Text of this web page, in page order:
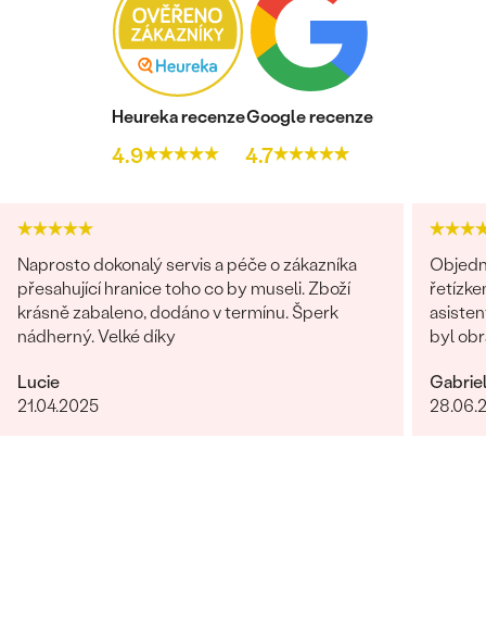
Postranní drahokamy
Moissanit
KARÁTOVÁ VÁHA:
0.005 ct
Round
BARVA:
PŮVOD:
Vytvořený v laboratoři
Heureka recenze
4.9
Google recenze
4.7
Naprosto dokonalý servis a péče o zákazníka
přesahující hranice toho co by museli. Zboží
krásně zabaleno, dodáno v termínu. Šperk
nádherný. Velké díky
Lucie
21.04.2025
byl
je